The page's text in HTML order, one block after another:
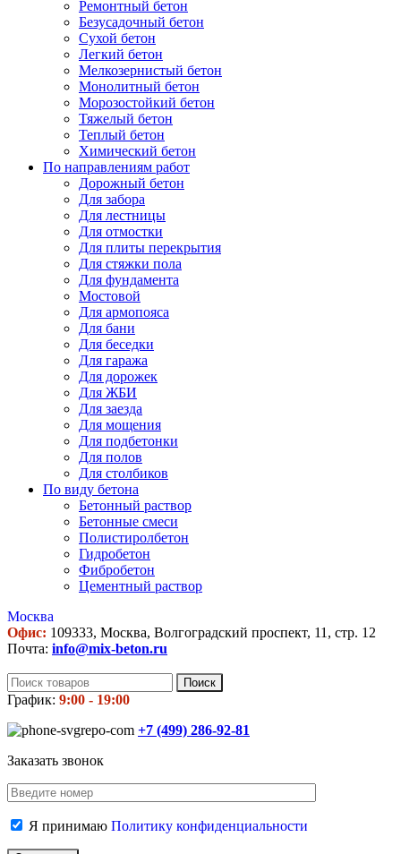
Ремонтный бетон
Безусадочный бетон
Сухой бетон
Легкий бетон
Мелкозернистый бетон
Монолитный бетон
Морозостойкий бетон
Тяжелый бетон
Теплый бетон
Химический бетон
По направлениям работ
Дорожный бетон
Для забора
Для лестницы
Для отмостки
Для плиты перекрытия
Для стяжки пола
Для фундамента
Мостовой
Для армопояса
Для бани
Для беседки
Для гаража
Для дорожек
Для ЖБИ
Для заезда
Для мощения
Для подбетонки
Для полов
Для столбиков
По виду бетона
Бетонный раствор
Бетонные смеси
Полистиролбетон
Гидробетон
Фибробетон
Цементный раствор
Москва
Офис: 109333, Москва, Волгоградский проспект, 11, стр. 12
Почта: info@mix-beton.ru
Поиск
График: 9:00 - 19:00
+7 (499) 286-92-81
Заказать звонок
Я принимаю Политику конфиденциальности